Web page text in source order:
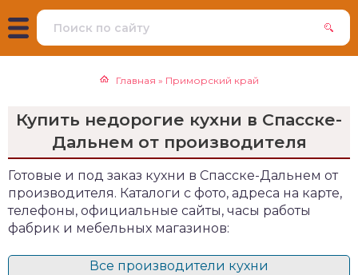
Главная » Приморский край
Купить недорогие кухни в Спасске-
Дальнем от производителя
Готовые и под заказ кухни в Спасске-Дальнем от
производителя. Каталоги с фото, адреса на карте,
телефоны, официальные сайты, часы работы
фабрик и мебельных магазинов:
Все производители кухни